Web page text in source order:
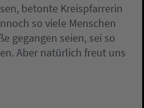
betonte Kreispfarrerin
so viele Menschen
gegangen seien, sei so
Aber natürlich freut uns